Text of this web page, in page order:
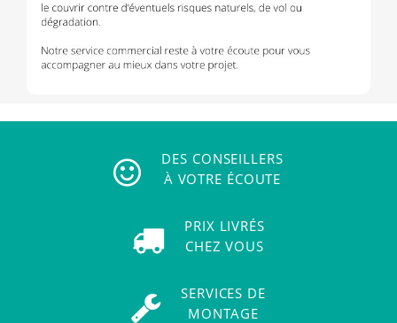
DES CONSEILLERS
À VOTRE ÉCOUTE
PRIX LIVRÉS
CHEZ VOUS
SERVICES DE
MONTAGE